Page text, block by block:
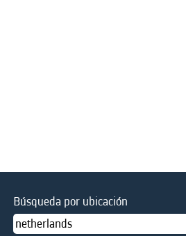
Búsqueda por ubicación